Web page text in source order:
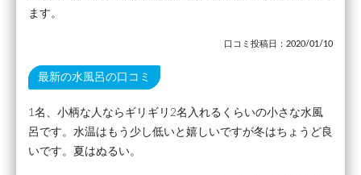
ます。
口コミ投稿日：2020/01/10
最新の水風呂の口コミ
1名、小柄な人ならギリギリ2名入れるくらいの小さな水風
呂です。水温はもう少し低いと嬉しいですが冬はちょうど良
いです。夏はぬるい。